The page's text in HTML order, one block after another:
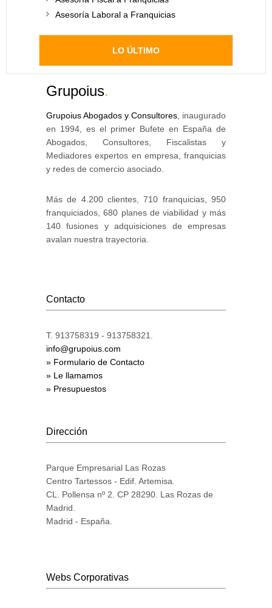
Asesoría Laboral a Franquicias
LO ÚLTIMO
Grupoius.
Grupoius Abogados y Consultores , inaugurado
en 1994, es el primer Bufete en España de
Abogados, Consultores, Fiscalistas y
Mediadores expertos en empresa, franquicias
y redes de comercio asociado.
Más de 4.200 clientes, 710 franquicias, 950
franquiciados, 680 planes de viabilidad y más
140 fusiones y adquisiciones de empresas
avalan nuestra trayectoria.
Contacto
T. 913758319 - 913758321.
info@grupoius.com
» Formulario de Contacto
» Le llamamos
» Presupuestos
Dirección
Parque Empresarial Las Rozas
Centro Tartessos - Edif. Artemisa.
CL. Pollensa nº 2. CP 28290. Las Rozas de
Madrid.
Madrid - España.
Webs Corporativas